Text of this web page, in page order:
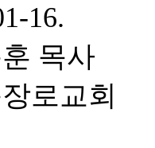
16.
목사
로교회